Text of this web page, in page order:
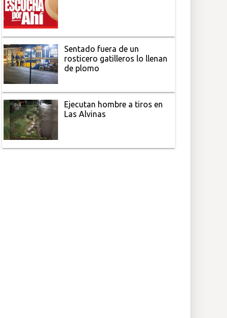
Sentado fuera de un
rosticero gatilleros lo llenan
de plomo
Ejecutan hombre a tiros en
Las Alvinas